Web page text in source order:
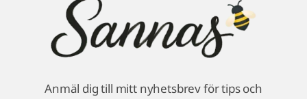
Anmäl dig till mitt nyhetsbrev för tips och